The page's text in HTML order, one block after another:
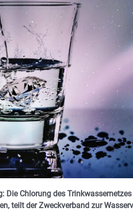
Die Chlorung des
teilt der Zweckverband zur